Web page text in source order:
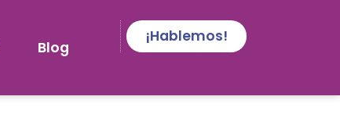
Blog
¡Hablemos!